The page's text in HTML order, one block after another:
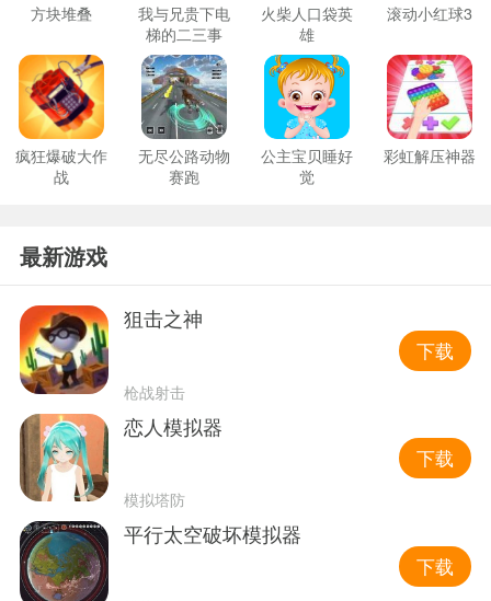
方块堆叠
我与兄贵下电
梯的二三事
火柴人口袋英
雄
滚动小红球3
疯狂爆破大作
战
无尽公路动物
赛跑
公主宝贝睡好
觉
彩虹解压神器
最新游戏
狙击之神
枪战射击
下载
恋人模拟器
模拟塔防
下载
平行太空破坏模拟器
下载